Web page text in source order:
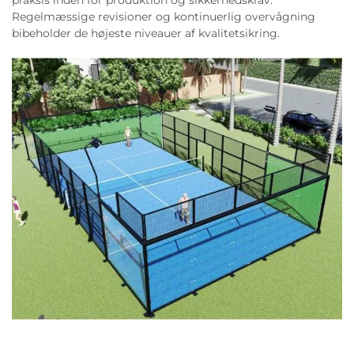
Regelmæssige revisioner og kontinuerlig overvågning
bibeholder de højeste niveauer af kvalitetsikring.